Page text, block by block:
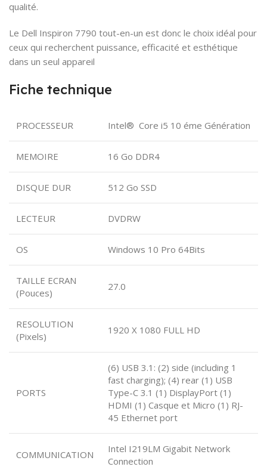
qualité.
Le Dell Inspiron 7790 tout-en-un est donc le choix idéal pour
ceux qui recherchent puissance, efficacité et esthétique
dans un seul appareil
Fiche technique
PROCESSEUR Intel® Core i5 10 éme Génération
MEMOIRE 16 Go DDR4
DISQUE DUR 512 Go SSD
LECTEUR DVDRW
OS Windows 10 Pro 64Bits
TAILLE ECRAN
(Pouces)
27.0
RESOLUTION
(Pixels)
1920 X 1080 FULL HD
PORTS
(6) USB 3.1: (2) side (including 1
fast charging); (4) rear (1) USB
Type-C 3.1 (1) DisplayPort (1)
HDMI (1) Casque et Micro (1) RJ-
45 Ethernet port
COMMUNICATION
Intel I219LM Gigabit Network
Connection